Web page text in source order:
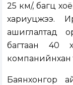
25 км/, багц
хариуцжээ.
ашиглалтад
багтаан 40
компанийнхан
Баянхонгор